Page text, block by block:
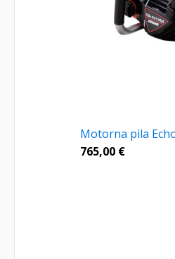
Motorna pila
765,00 €